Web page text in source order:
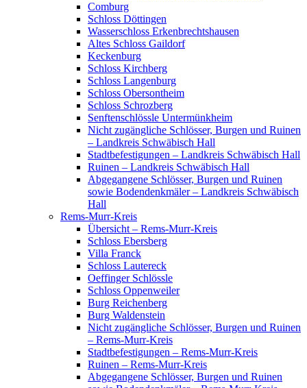
Comburg
Schloss Döttingen
Wasserschloss Erkenbrechtshausen
Altes Schloss Gaildorf
Keckenburg
Schloss Kirchberg
Schloss Langenburg
Schloss Obersontheim
Schloss Schrozberg
Senftenschlössle Untermünkheim
Nicht zugängliche Schlösser, Burgen und Ruinen
– Landkreis Schwäbisch Hall
Stadtbefestigungen – Landkreis Schwäbisch Hall
Ruinen – Landkreis Schwäbisch Hall
Abgegangene Schlösser, Burgen und Ruinen
sowie Bodendenkmäler – Landkreis Schwäbisch
Hall
Rems-Murr-Kreis
Übersicht – Rems-Murr-Kreis
Schloss Ebersberg
Villa Franck
Schloss Lautereck
Oeffinger Schlössle
Schloss Oppenweiler
Burg Reichenberg
Burg Waldenstein
Nicht zugängliche Schlösser, Burgen und Ruinen
– Rems-Murr-Kreis
Stadtbefestigungen – Rems-Murr-Kreis
Ruinen – Rems-Murr-Kreis
Abgegangene Schlösser, Burgen und Ruinen